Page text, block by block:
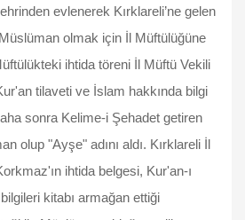
evlenerek Kırklareli’ne gelen
olmak için İl Müftülüğüne
ihtida töreni İl Müftü Vekili
tilaveti ve İslam hakkında bilgi
sonra Kelime-i Şehadet getiren
olup "Ayşe" adını aldı. Kırklareli İl
ihtida belgesi, Kur'an-ı
kitabı armağan ettiği